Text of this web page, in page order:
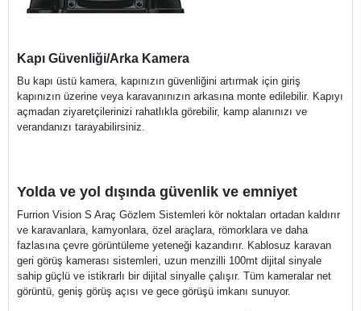
Kapı Güvenliği/Arka Kamera
Bu kapı üstü kamera, kapınızın güvenliğini artırmak için giriş
kapınızın üzerine veya karavanınızın arkasına monte edilebilir. Kapıyı
açmadan ziyaretçilerinizi rahatlıkla görebilir, kamp alanınızı ve
verandanızı tarayabilirsiniz.
Yolda ve yol dışında güvenlik ve emniyet
Furrion Vision S Araç Gözlem Sistemleri kör noktaları ortadan kaldırır
ve karavanlara, kamyonlara, özel araçlara, römorklara ve daha
fazlasına çevre görüntüleme yeteneği kazandırır. Kablosuz karavan
geri görüş kamerası sistemleri, uzun menzilli 100mt dijital sinyale
sahip güçlü ve istikrarlı bir dijital sinyalle çalışır. Tüm kameralar net
görüntü, geniş görüş açısı ve gece görüşü imkanı sunuyor.